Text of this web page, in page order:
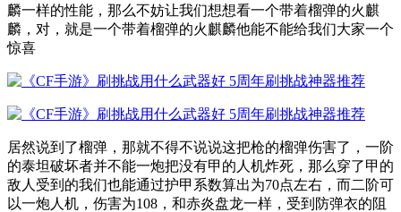
麟一样的性能，那么不妨让我们想想看一个带着榴弹的火麒
麟，对，就是一个带着榴弹的火麒麟他能不能给我们大家一个
惊喜
居然说到了榴弹，那就不得不说说这把枪的榴弹伤害了，一阶
的泰坦破坏者并不能一炮把没有甲的人机炸死，那么穿了甲的
敌人受到的我们也能通过护甲系数算出为70点左右，而二阶可
以一炮人机，伤害为108，和赤炎盘龙一样，受到防弹衣的阻